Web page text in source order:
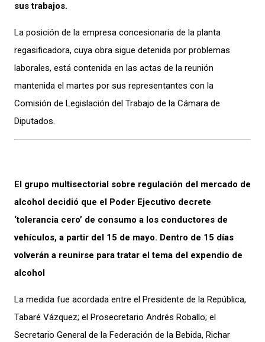
sus trabajos.
La posición de la empresa concesionaria de la planta
regasificadora, cuya obra sigue detenida por problemas
laborales, está contenida en las actas de la reunión
mantenida el martes por sus representantes con la
Comisión de Legislación del Trabajo de la Cámara de
Diputados.
El grupo multisectorial sobre regulación del mercado de
alcohol decidió que el Poder Ejecutivo decrete
‘tolerancia cero’ de consumo a los conductores de
vehículos, a partir del 15 de mayo. Dentro de 15 días
volverán a reunirse para tratar el tema del expendio de
alcohol
La medida fue acordada entre el Presidente de la República,
Tabaré Vázquez; el Prosecretario Andrés Roballo; el
Secretario General de la Federación de la Bebida, Richar